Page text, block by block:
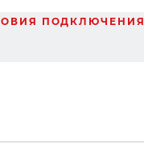
ПОДКЛЮЧЕНИЯ